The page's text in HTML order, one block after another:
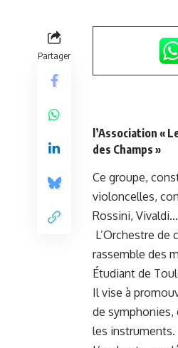
Partager
l’Association «
des Champs »
Ce groupe,
violoncelles,
Rossini, Vivaldi…
L’Orchestre de
rassemble des
Étudiant de
Il vise à
de symphonies,
les instruments.